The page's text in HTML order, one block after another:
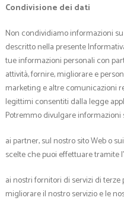
Condivisione dei dati
Non condividiamo informazioni
descritto nella presente
tue informazioni personali con
attività, fornire, migliorare e
marketing e altre comunicazioni
legittimi consentiti dalla legge
Potremmo divulgare informazioni
ai partner, sul nostro sito Web o
scelte che puoi effettuare tramite
ai nostri fornitori di servizi di
migliorare il nostro servizio e le